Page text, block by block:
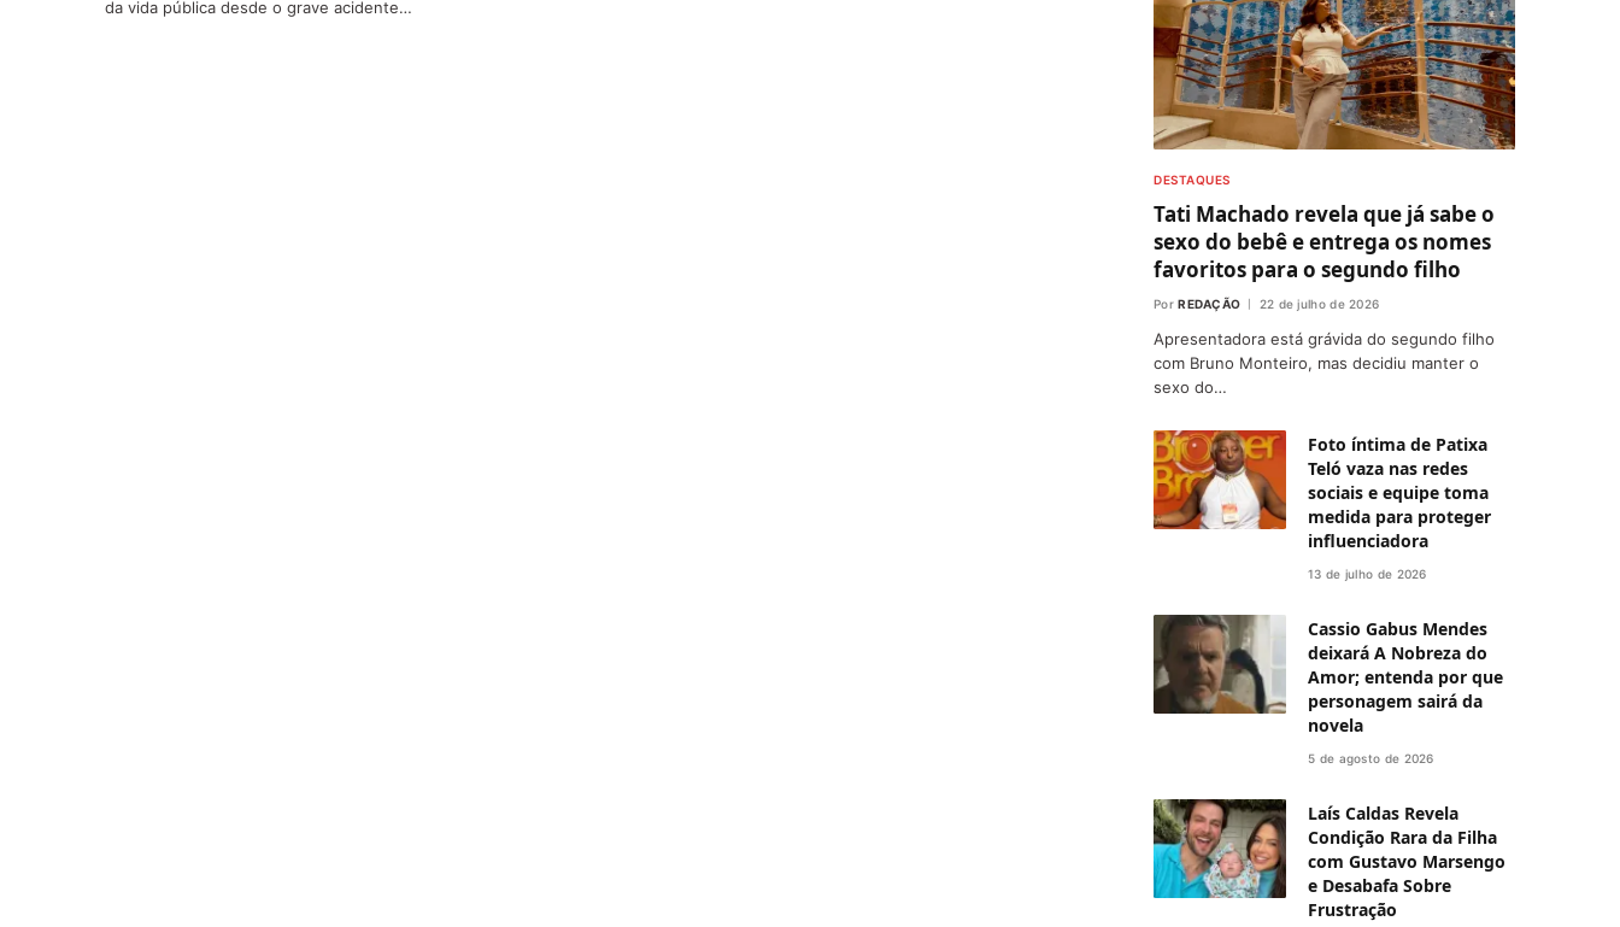
da vida pública desde o grave acidente…
DESTAQUES
Tati Machado revela que já sabe o
sexo do bebê e entrega os nomes
favoritos para o segundo filho
Por REDAÇÃO 22 de julho de 2026
Apresentadora está grávida do segundo filho
com Bruno Monteiro, mas decidiu manter o
sexo do…
Foto íntima de Patixa
Teló vaza nas redes
sociais e equipe toma
medida para proteger
influenciadora
13 de julho de 2026
Cassio Gabus Mendes
deixará A Nobreza do
Amor; entenda por que
personagem sairá da
novela
5 de agosto de 2026
Laís Caldas Revela
Condição Rara da Filha
com Gustavo Marsengo
e Desabafa Sobre
Frustração